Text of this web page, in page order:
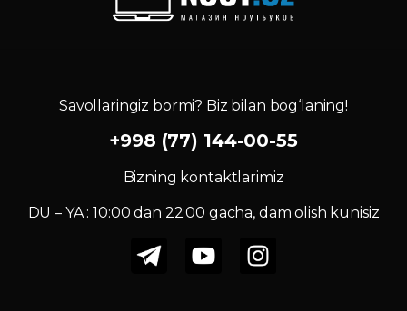
Savollaringiz bormi? Biz bilan bog‘laning!
+998 (77) 144-00-55
Bizning kontaktlarimiz
DU – YA : 10:00 dan 22:00 gacha, dam olish kunisiz